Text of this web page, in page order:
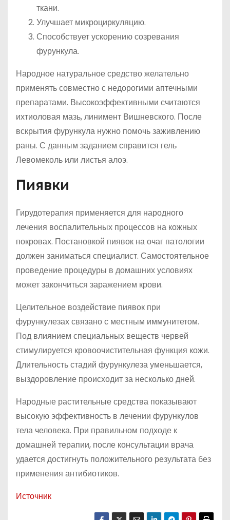
ткани.
Улучшает микроциркуляцию.
Способствует ускорению созревания
фурункула.
Народное натуральное средство желательно
применять совместно с недорогими аптечными
препаратами. Высокоэффективными считаются
ихтиоловая мазь, линимент Вишневского. После
вскрытия фурункула нужно помочь заживлению
раны. С данным заданием справится гель
Левомеколь или листья алоэ.
Пиявки
Гирудотерапия применяется для народного
лечения воспалительных процессов на кожных
покровах. Постановкой пиявок на очаг патологии
должен заниматься специалист. Самостоятельное
проведение процедуры в домашних условиях
может закончиться заражением крови.
Целительное воздействие пиявок при
фурункулезах связано с местным иммунитетом.
Под влиянием специальных веществ червей
стимулируется кровоочистительная функция кожи.
Длительность стадий фурункулеза уменьшается,
выздоровление происходит за несколько дней.
Народные растительные средства показывают
высокую эффективность в лечении фурункулов
тела человека. При правильном подходе к
домашней терапии, после консультации врача
удается достигнуть положительного результата без
применения антибиотиков.
Источник